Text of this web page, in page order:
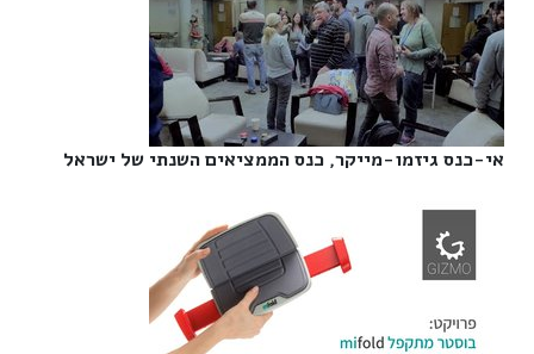
אי-כנס גיזמו-מייקר, כנס הממציאים השנתי של ישראל‎